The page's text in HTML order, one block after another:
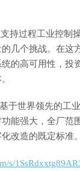
支持过程工业控
几个挑战。在这
的高可用性，
于世界领先的工
能强大，全厂范
改造的既定标准。
s/